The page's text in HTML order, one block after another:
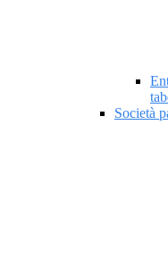
Società